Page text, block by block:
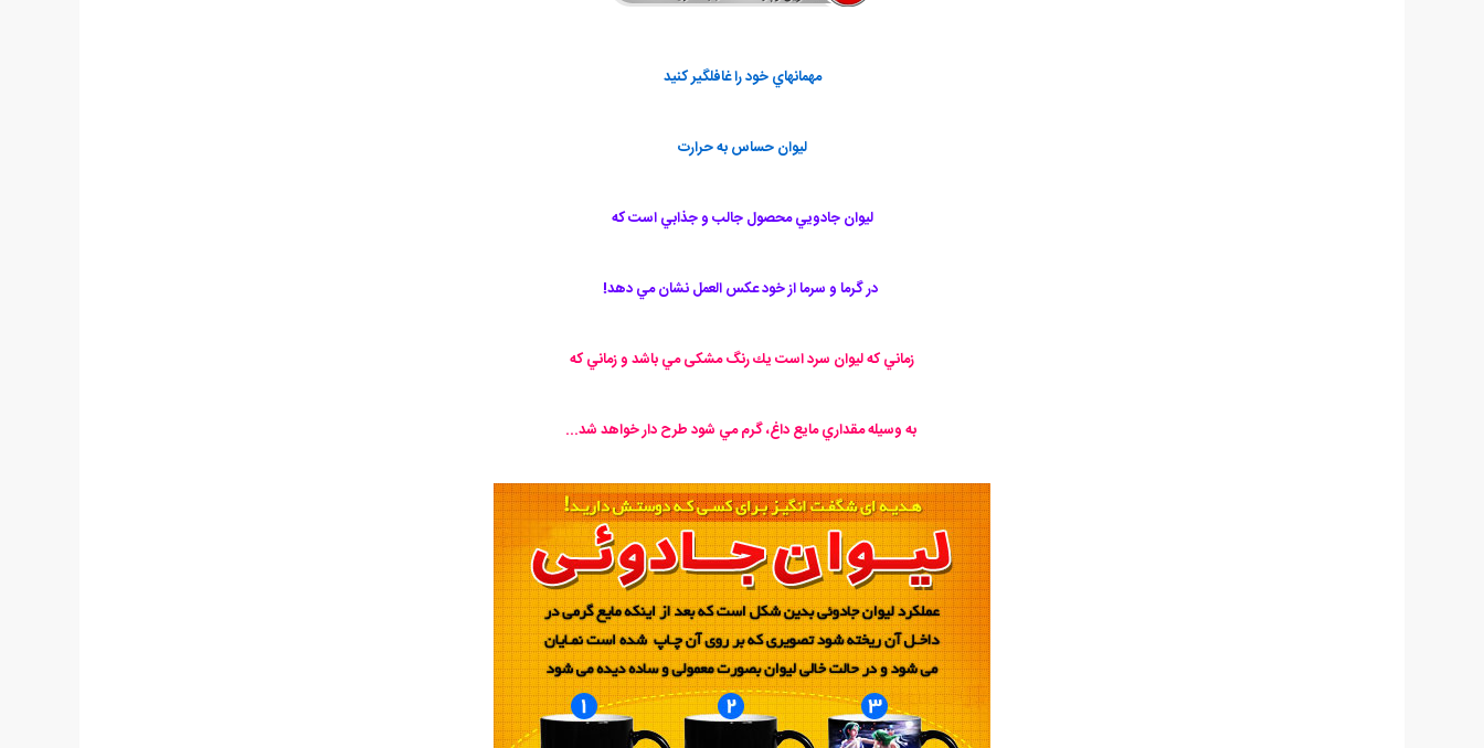
مهمانهاي خود را غافلگير كنيد
ليوان حساس به حرارت
ليوان جادويي محصول جالب و جذابي است كه
در گرما و سرما از خود عكس العمل نشان مي دهد!
زماني كه ليوان سرد است يك رنگ مشکی مي باشد و زماني كه
به وسيله مقداري مايع داغ، گرم مي شود طرح دار خواهد شد...